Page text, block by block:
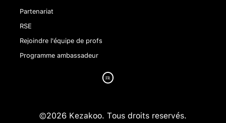
Partenariat
RSE
Rejoindre l'équipe de profs
Programme ambassadeur
©2026 Kezakoo. Tous droits reservés.